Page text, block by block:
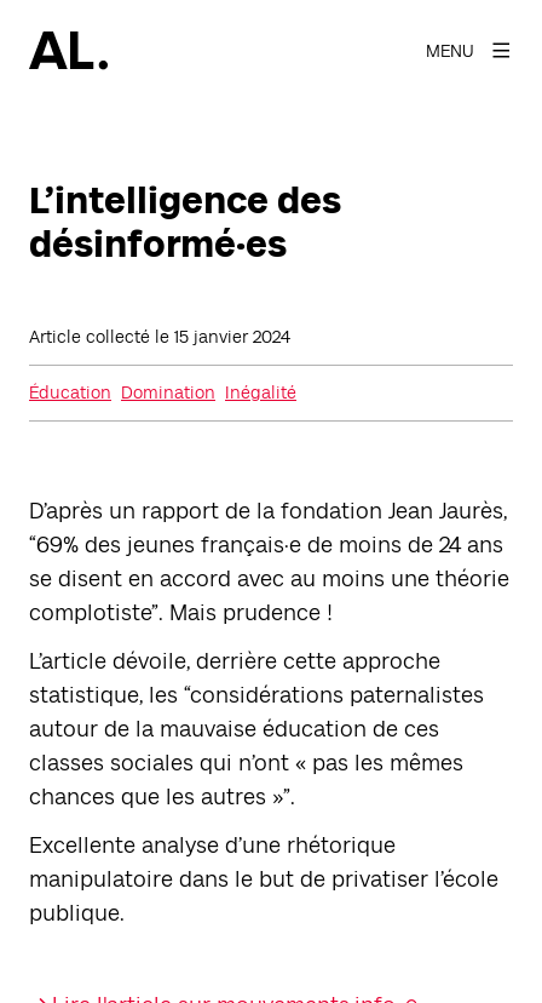
MENU
L’intelligence des
désinformé·es
Article collecté le 15 janvier 2024
Éducation Domination Inégalité
D’après un rapport de la fondation Jean Jaurès,
“69% des jeunes français·e de moins de 24 ans
se disent en accord avec au moins une théorie
complotiste”. Mais prudence !
L’article dévoile, derrière cette approche
statistique, les “considérations paternalistes
autour de la mauvaise éducation de ces
classes sociales qui n’ont « pas les mêmes
chances que les autres »”.
Excellente analyse d’une rhétorique
manipulatoire dans le but de privatiser l’école
publique.